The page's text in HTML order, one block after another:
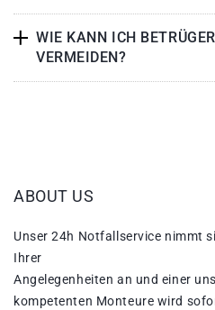
WIE KANN ICH
VERMEIDEN?
ABOUT US
Unser 24h Notfallservice nimmt
Ihrer
Angelegenheiten an und einer
kompetenten Monteure wird